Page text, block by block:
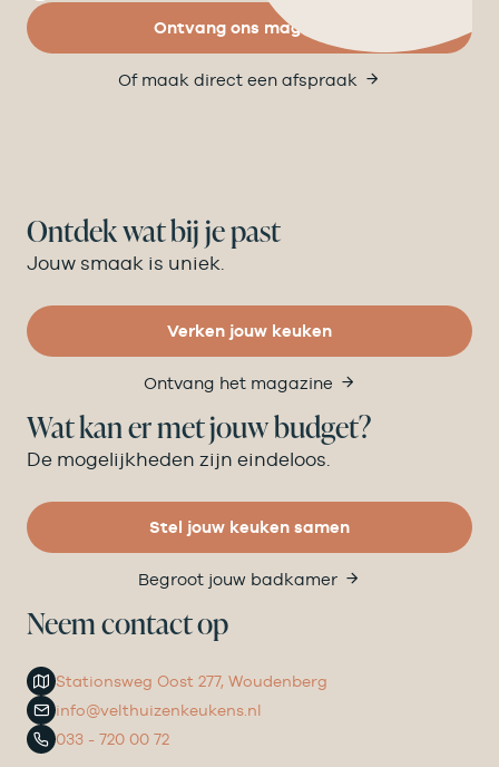
Ontvang ons magazine
Of maak direct een afspraak
Ontdek wat bij je past
Jouw smaak is uniek.
Verken jouw keuken
Ontvang het magazine
Wat kan er met jouw budget?
De mogelijkheden zijn eindeloos.
Stel jouw keuken samen
Begroot jouw badkamer
Neem contact op
Stationsweg Oost 277, Woudenberg
info@velthuizenkeukens.nl
033 - 720 00 72